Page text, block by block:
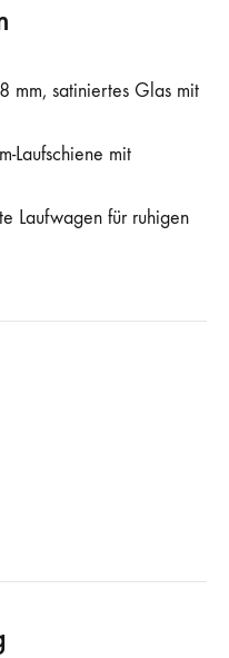
mm, satiniertes Glas mit
Laufschiene mit
Laufwagen für ruhigen